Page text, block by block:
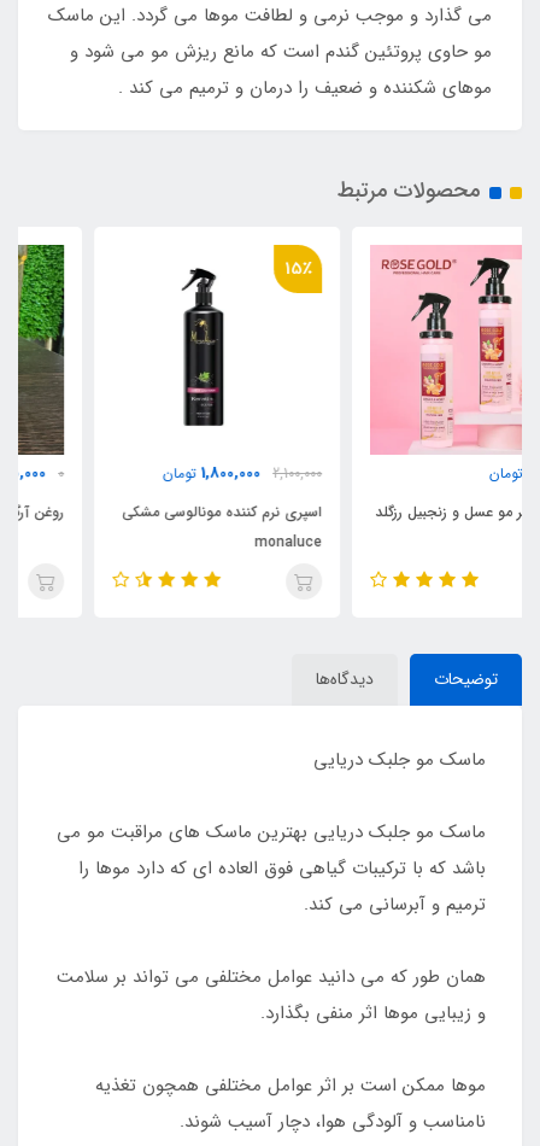
می گذارد و موجب نرمی و لطافت موها می گردد. این ماسک
مو حاوی پروتئین گندم است که مانع ریزش مو می شود و
موهای شکننده و ضعیف را درمان و ترمیم می کند .
محصولات مرتبط
15٪
2,100,000
اسپری نرم کننده مونالوسی مشکی
0
850,000 تومان
روغن آرگان ۵۰ میل اورجینال مراکش
توضیحات دیدگاه‌ها
ماسک مو جلبک دریایی
ماسک مو جلبک دریایی بهترین ماسک های مراقبت مو می
باشد که با ترکیبات گیاهی فوق العاده ای که دارد موها را
ترمیم و آبرسانی می کند.
همان طور که می دانید عوامل مختلفی می تواند بر سلامت
و زیبایی موها اثر منفی بگذارد.
موها ممکن است بر اثر عوامل مختلفی همچون تغذیه
نامناسب و آلودگی هوا، دچار آسیب شوند.